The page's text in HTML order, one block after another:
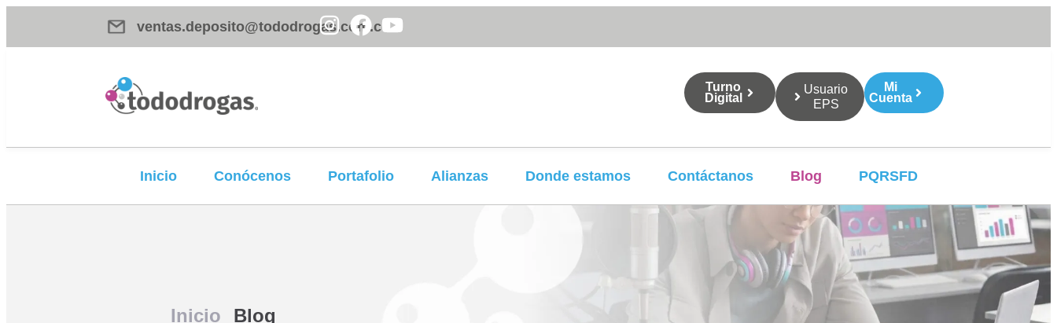
ventas.deposito@tododrogas.com.co
Turno
Digital
Usuario
EPS
Mi
Cuenta
Inicio Conócenos Portafolio Alianzas Donde estamos Contáctanos Blog PQRSFD
Inicio Blog